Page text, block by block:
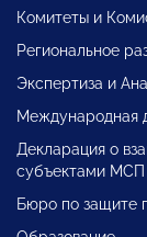
Комитеты и
Региональное
Экспертиза и
Международная
Декларация о
субъектами МСП
Бюро по защите